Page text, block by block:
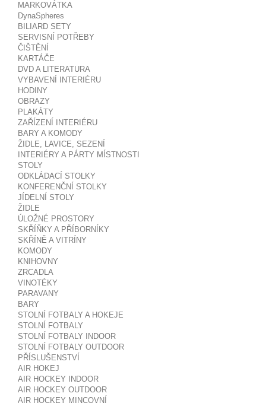
MARKOVÁTKA
DynaSpheres
BILIARD SETY
SERVISNÍ POTŘEBY
ČIŠTĚNÍ
KARTÁČE
DVD A LITERATURA
VYBAVENÍ INTERIÉRU
HODINY
OBRAZY
PLAKÁTY
ZAŘÍZENÍ INTERIÉRU
BARY A KOMODY
ŽIDLE, LAVICE, SEZENÍ
INTERIÉRY A PÁRTY MÍSTNOSTI
STOLY
ODKLÁDACÍ STOLKY
KONFERENČNÍ STOLKY
JÍDELNÍ STOLY
ŽIDLE
ÚLOŽNÉ PROSTORY
SKŘÍŇKY A PŘÍBORNÍKY
SKŘÍNĚ A VITRÍNY
KOMODY
KNIHOVNY
ZRCADLA
VINOTÉKY
PARAVANY
BARY
STOLNÍ FOTBALY A HOKEJE
STOLNÍ FOTBALY
STOLNÍ FOTBALY INDOOR
STOLNÍ FOTBALY OUTDOOR
PŘÍSLUŠENSTVÍ
AIR HOKEJ
AIR HOCKEY INDOOR
AIR HOCKEY OUTDOOR
AIR HOCKEY MINCOVNÍ